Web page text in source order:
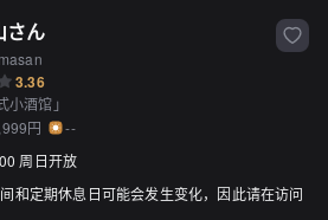
さん
3.36
小酒馆 」
円
--
周日开放
和定期休息日可能会发生变化，因此请在访问